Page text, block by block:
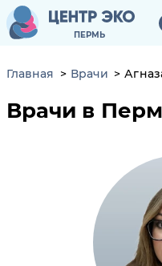
ПЕРМЬ
ПЕРМЬ
Главная Врачи
Врачи в